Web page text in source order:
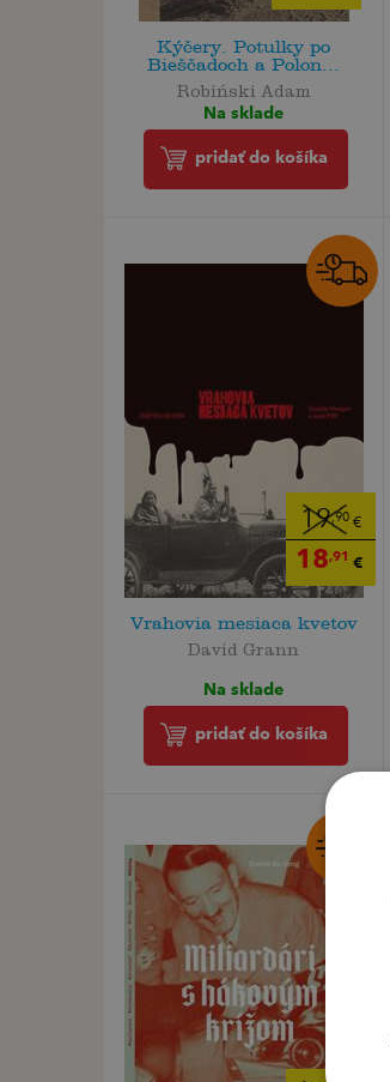
Kýčery. Potulky po
Bieščadoch a Polon...
Robiński Adam
Na sklade
pridať do košíka
19,90 €
18,91 €
Vrahovia mesiaca kvetov
David Grann
Na sklade
pridať do košíka